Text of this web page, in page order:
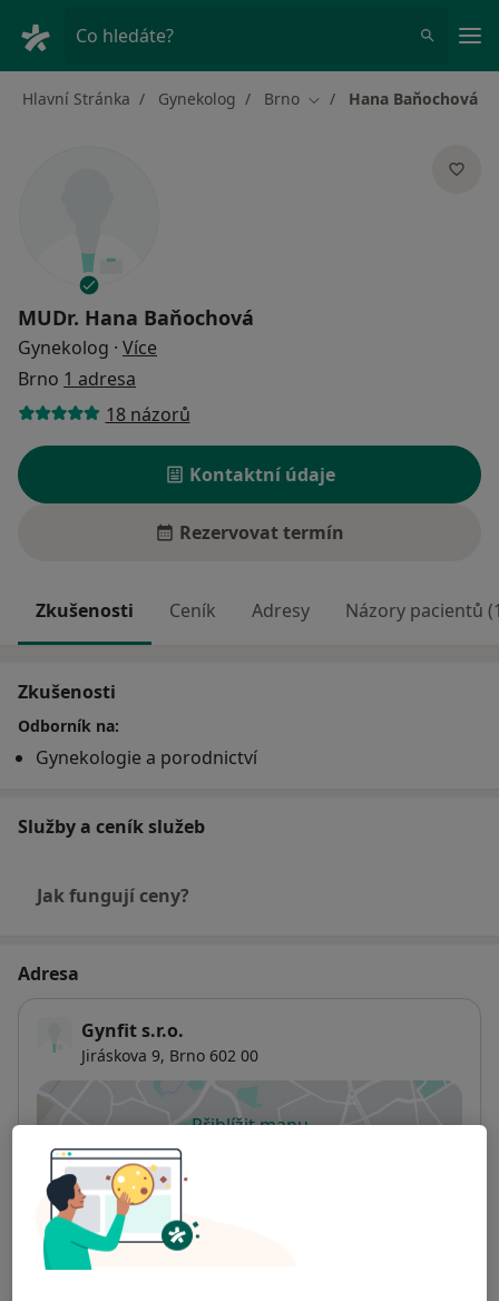
Co hledáte?
Hlavní Stránka Gynekolog Brno Změna města
Hana Baňochová
MUDr. Hana Baňochová
Gynekolog · Více
Brno 1 adresa
18 názorů
Kontaktní údaje
Rezervovat termín
Zkušenosti Ceník Adresy Názory pacientů
Zkušenosti
Odborník na:
Gynekologie a porodnictví
Služby a ceník služeb
Jak fungují ceny?
Adresa
Gynfit s.r.o.
Jiráskova 9, Brno 602 00
Přiblížit mapu
Dostupnost
Na této adrese online kalendář není aktivní
Co mám v takové situaci udělat?